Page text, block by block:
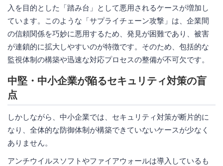
入を目的とした「踏み台」として悪用されるケースが増加し
ています。このような「サプライチェーン攻撃」は、企業間
の信頼関係を巧妙に悪用するため、発見が困難であり、被害
が連鎖的に拡大しやすいのが特徴です。そのため、包括的な
監視体制の構築や迅速な対応プロセスの整備が不可欠です。
中堅・中小企業が陥るセキュリティ対策の盲
点
しかしながら、中小企業では、セキュリティ対策が断片的に
なり、全体的な防御体制が構築できていないケースが少なく
ありません。
アンチウイルスソフトやファイアウォールは導入しているも